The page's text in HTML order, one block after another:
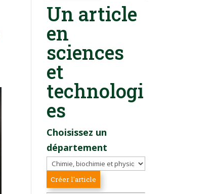
Un article
en
sciences
et
technologi
es
Choisissez un
département